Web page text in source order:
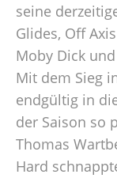
seine
Glides, Off
Moby Dick
Mit dem Sieg
endgültig in
der Saison so
Thomas
Hard